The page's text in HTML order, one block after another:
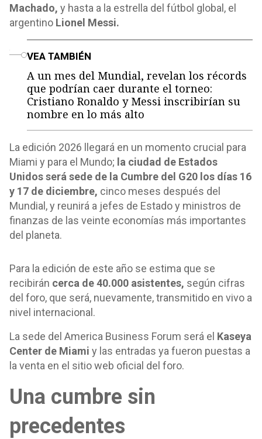
Machado, y hasta a la estrella del fútbol global, el
argentino Lionel Messi.
VEA TAMBIÉN
A un mes del Mundial, revelan los récords
que podrían caer durante el torneo:
Cristiano Ronaldo y Messi inscribirían su
nombre en lo más alto
La edición 2026 llegará en un momento crucial para
Miami y para el Mundo; la ciudad de Estados
Unidos será sede de la Cumbre del G20 los días 16
y 17 de diciembre, cinco meses después del
Mundial, y reunirá a jefes de Estado y ministros de
finanzas de las veinte economías más importantes
del planeta.
Para la edición de este año se estima que se
recibirán cerca de 40.000 asistentes, según cifras
del foro, que será, nuevamente, transmitido en vivo a
nivel internacional.
La sede del America Business Forum será el Kaseya
Center de Miami y las entradas ya fueron puestas a
la venta en el sitio web oficial del foro.
Una cumbre sin
precedentes